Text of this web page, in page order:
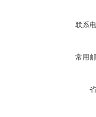
联系
常用